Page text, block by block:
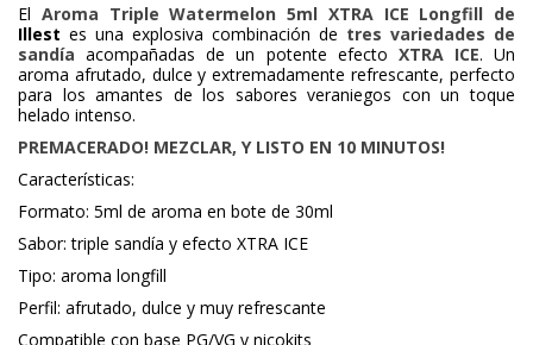
El Aroma Triple Watermelon 5ml XTRA ICE Longfill de
Illest es una explosiva combinación de tres variedades de
sandía acompañadas de un potente efecto XTRA ICE. Un
aroma afrutado, dulce y extremadamente refrescante, perfecto
para los amantes de los sabores veraniegos con un toque
helado intenso.
PREMACERADO! MEZCLAR, Y LISTO EN 10 MINUTOS!
Características:
Formato: 5ml de aroma en bote de 30ml
Sabor: triple sandía y efecto XTRA ICE
Tipo: aroma longfill
Perfil: afrutado, dulce y muy refrescante
Compatible con base PG/VG y nicokits